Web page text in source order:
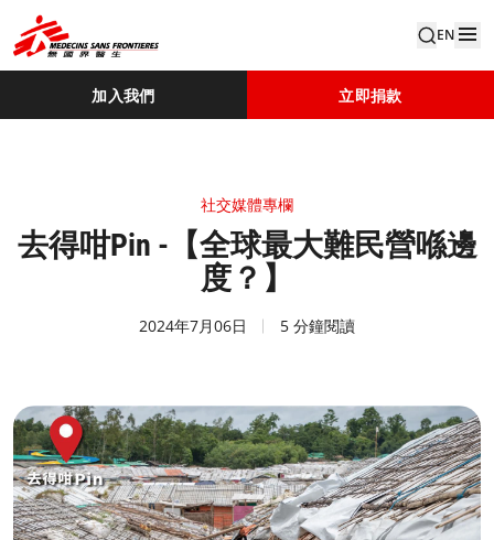
EN
加入我們 立即捐款
社交媒體專欄
去得咁Pin -【全球最大難民營喺邊
度？】
2024年7月06日 5 分鐘閱讀